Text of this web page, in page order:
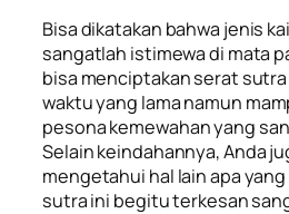
Bisa dikatakan bahwa jenis
sangatlah istimewa di mata
bisa menciptakan serat
waktu yang lama namun
pesona kemewahan yang
Selain keindahannya, Anda
mengetahui hal lain apa
sutra ini begitu terkesan